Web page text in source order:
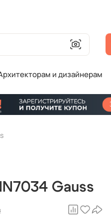
и дизайнерам
Gauss